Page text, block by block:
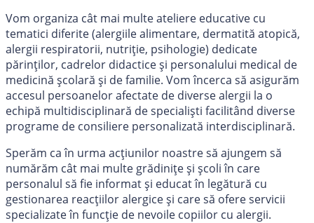
Vom organiza cât mai multe ateliere educative cu
tematici diferite (alergiile alimentare, dermatită atopică,
alergii respiratorii, nutriție, psihologie) dedicate
părinților, cadrelor didactice și personalului medical de
medicină școlară și de familie. Vom încerca să asigurăm
accesul persoanelor afectate de diverse alergii la o
echipă multidisciplinară de specialiști facilitând diverse
programe de consiliere personalizată interdisciplinară.
Sperăm ca în urma acțiunilor noastre să ajungem să
numărăm cât mai multe grădinițe și școli în care
personalul să fie informat și educat în legătură cu
gestionarea reacțiilor alergice și care să ofere servicii
specializate în funcție de nevoile copiilor cu alergii.